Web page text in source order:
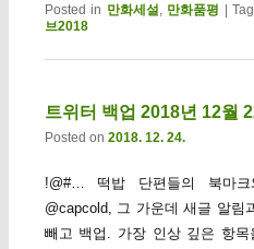
Posted in 만화세설, 만화품평 |
브2018
트위터 백업 2018년 12월
Posted on 2018. 12. 24.
!@#… 떡밥 단편들의 북마
@capcold, 그 가운데 새글 알림
빼고 백업. 가장 인상 깊은 항